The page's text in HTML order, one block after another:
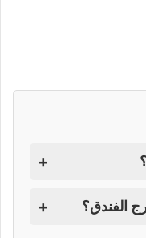
+
الفندق؟ +